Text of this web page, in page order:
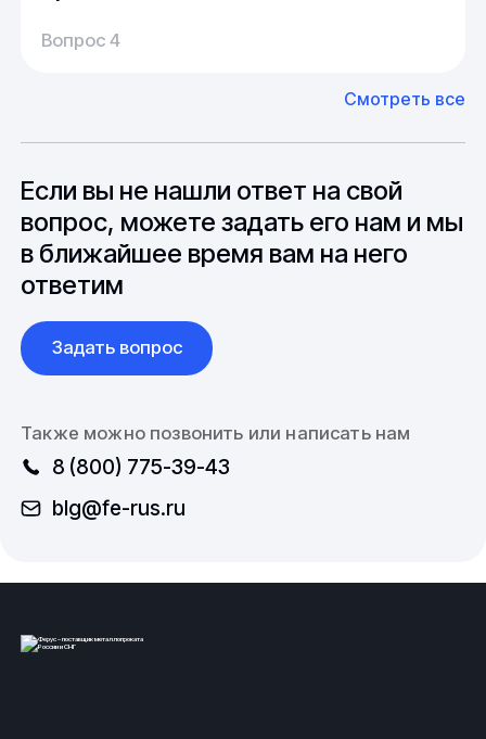
20-25 дней, но в зависимости от различных
может быть сокращен до 1 недели.
до 6 месяцев производства.
У нас большой опыт поставок из Европы и
Азии. Через наших партнеров мы сможем
вопросы связанные с документацией и
международной логистикой.
Вопрос 4
Смотреть все
Если вы не нашли ответ на свой
вопрос, можете задать его нам и мы
в ближайшее время вам на него
ответим
Задать вопрос
Также можно позвонить или написать нам
8 (800) 775-39-43
blg@fe-rus.ru